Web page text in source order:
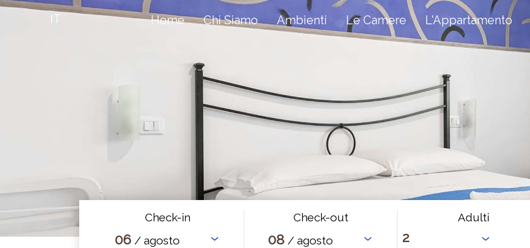
IT Home Chi Siamo Ambienti Le Camere L'Appartamento
Check-in
06 / agosto
Check-out
08 / agosto
Adulti